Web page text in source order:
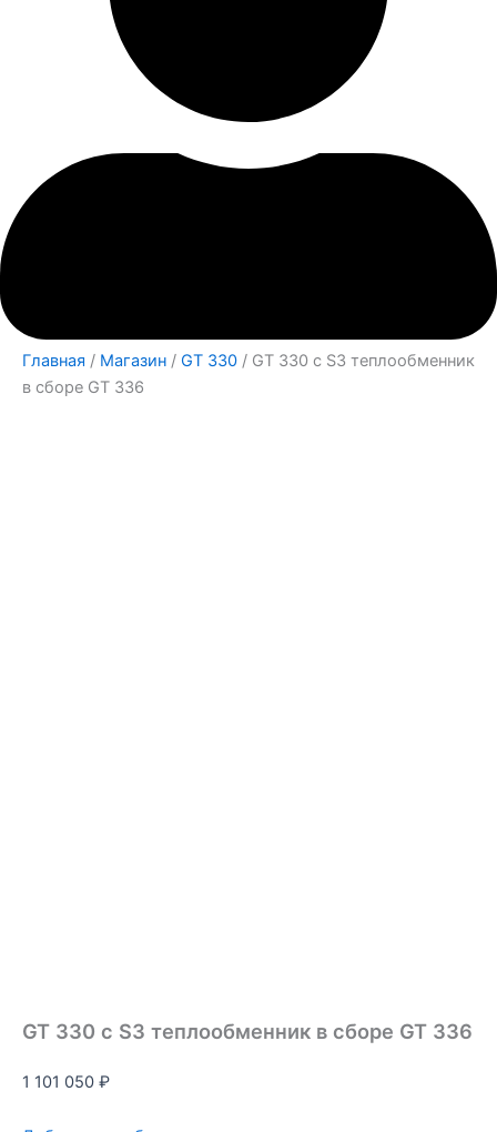
Главная / Магазин / GT 330 / GT 330 с S3 теплообменник
в сборе GT 336
GT 330 с S3 теплообменник в сборе GT 336
1 101 050 ₽